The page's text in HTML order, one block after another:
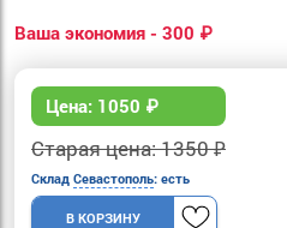
Ваша экономия - 300 ₽
Цена: 1050 ₽
Старая цена: 1350 ₽
Склад Севастополь: есть
В КОРЗИНУ